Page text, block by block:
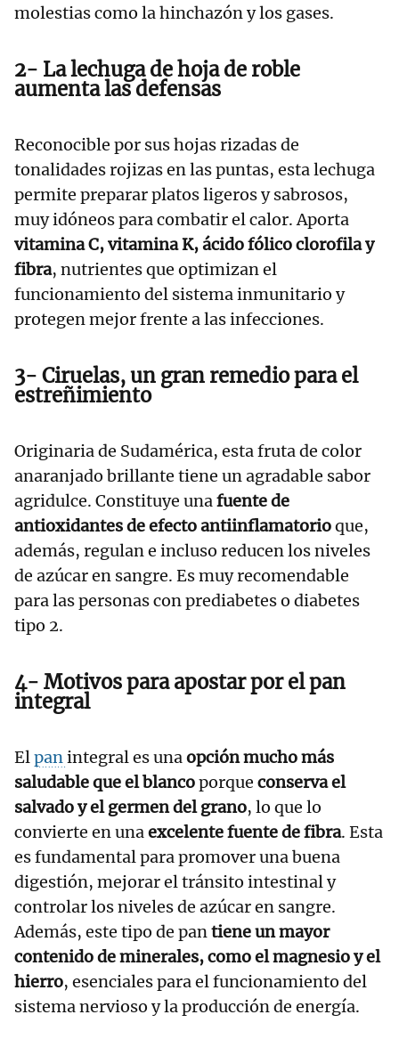
molestias como la hinchazón y los gases.
2- La lechuga de hoja de roble
aumenta las defensas
Reconocible por sus hojas rizadas de
tonalidades rojizas en las puntas, esta lechuga
permite preparar platos ligeros y sabrosos,
muy idóneos para combatir el calor. Aporta
vitamina C, vitamina K, ácido fólico clorofila y
fibra, nutrientes que optimizan el
funcionamiento del sistema inmunitario y
protegen mejor frente a las infecciones.
3- Ciruelas, un gran remedio para el
estreñimiento
Originaria de Sudamérica, esta fruta de color
anaranjado brillante tiene un agradable sabor
agridulce. Constituye unafuente de
antioxidantes de efecto antiinflamatorioque,
además, regulan e incluso reducen los niveles
de azúcar en sangre. Es muy recomendable
para las personas con prediabetes o diabetes
tipo 2.
4- Motivos para apostar por el pan
integral
Elpanintegral es unaopción mucho más
saludable que el blancoporque conserva el
salvado y el germen del grano, lo que lo
convierte en unaexcelente fuente de fibra. Esta
es fundamental para promover una buena
digestión, mejorar el tránsito intestinal y
controlar los niveles de azúcar en sangre.
Además, este tipo de pantiene un mayor
contenido de minerales, como el magnesio y el
hierro, esenciales para el funcionamiento del
sistema nervioso y la producción de energía.